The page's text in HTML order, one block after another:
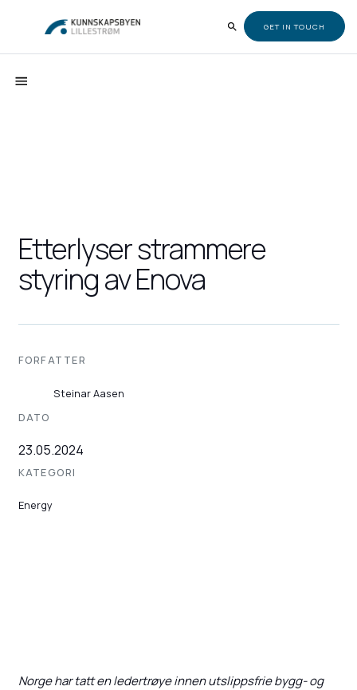
GET IN TOUCH
Etterlyser strammere
styring av Enova
FORFATTER
Steinar Aasen
DATO
23.05.2024
KATEGORI
Energy
Norge har tatt en ledertrøye innen utslippsfrie bygg- og